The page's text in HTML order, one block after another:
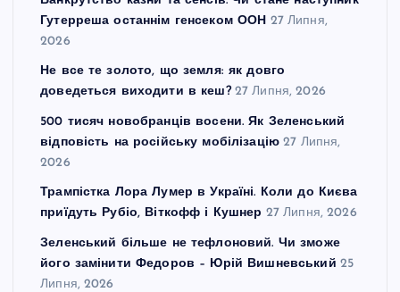
Гутерреша останнім генсеком ООН 27 Липня,
2026
Не все те золото, що земля: як довго
доведеться виходити в кеш? 27 Липня, 2026
500 тисяч новобранців восени. Як Зеленський
відповість на російську мобілізацію 27 Липня,
2026
Трампістка Лора Лумер в Україні. Коли до Києва
приїдуть Рубіо, Віткофф і Кушнер 27 Липня, 2026
Зеленський більше не тефлоновий. Чи зможе
його замінити Федоров – Юрій Вишневський 25
Липня, 2026